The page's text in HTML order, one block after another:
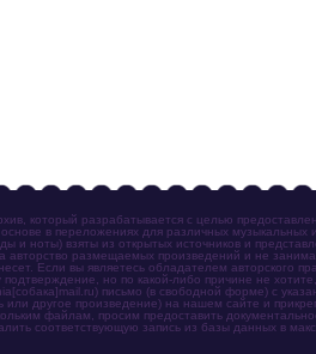
который разрабатывается с целью
в переложениях для различных
и ноты) взяты из открытых источников и
размещаемых произведений и не
Если вы являетесь обладателем
но по какой-либо причине не
письмо (в свободной форме) с
или другое произведение) на нашем сайте и
файлам, просим предоставить
соответствующую запись из базы данных в